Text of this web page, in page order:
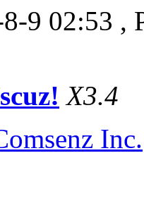
9 02:53 ,
X3.4
Inc.